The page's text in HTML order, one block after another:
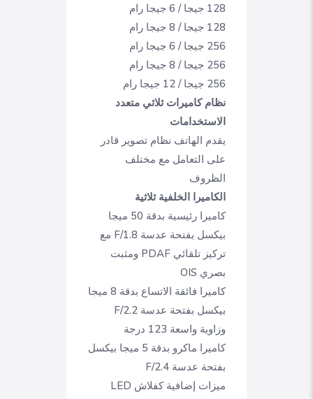
128 جيجا / 6 جيجا رام
128 جيجا / 8 جيجا رام
256 جيجا / 6 جيجا رام
256 جيجا / 8 جيجا رام
256 جيجا / 12 جيجا رام
نظام كاميرات ثلاثي متعدد
الاستخدامات
يقدم الهاتف نظام تصوير قادر
على التعامل مع مختلف
الظروف
الكاميرا الخلفية ثلاثية
كاميرا رئيسية بدقة 50 ميجا
بيكسل بفتحة عدسة F/1.8 مع
تركيز تلقائي PDAF ومثبت
بصري OIS
كاميرا فائقة الاتساع بدقة 8 ميجا
بيكسل بفتحة عدسة F/2.2
وزاوية واسعة 123 درجة
كاميرا ماكرو بدقة 5 ميجا بيكسل
بفتحة عدسة F/2.4
ميزات إضافية كفلاش LED